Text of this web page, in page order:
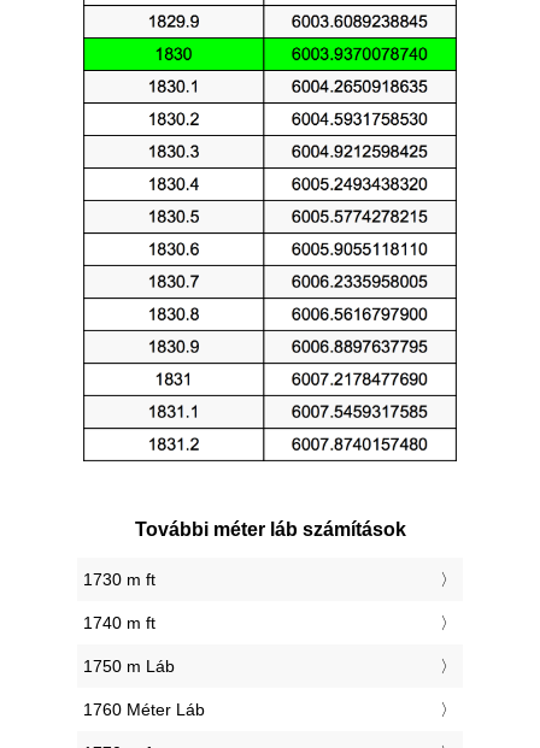
További méter láb számítások
1730 m ft
1740 m ft
1750 m Láb
1760 Méter Láb